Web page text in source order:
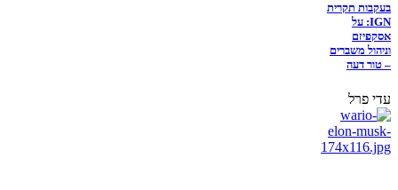
בעקבות תקרית
IGN: על
אסקפיזם
וניהול משברים
– טור דעה
עדי פרל